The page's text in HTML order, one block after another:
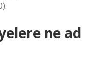
ne ad